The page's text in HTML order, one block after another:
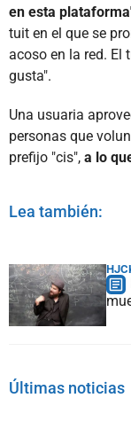
en esta
tuit en el que se
acoso en la red. El
gusta".
Una usuaria
personas que
prefijo "cis", a lo
Lea también:
Últimas noticias